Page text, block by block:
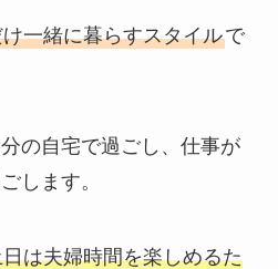
一緒に暮らすスタイルで
の自宅で過ごし、仕事が
します。
は夫婦時間を楽しめるた